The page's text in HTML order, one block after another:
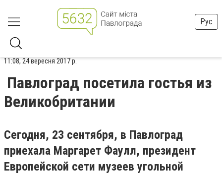
Рус
11:08, 24 вересня 2017 р.
Павлоград посетила гостья из
Великобритании
Сегодня, 23 сентября, в Павлоград
приехала Маргарет Фаулл, президент
Европейской сети музеев угольной